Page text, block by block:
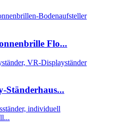
Flo...
Ständerhaus...